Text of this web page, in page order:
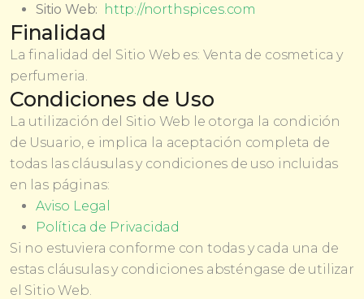
Sitio Web: http://northspices.com
Finalidad
La finalidad del Sitio Web es: Venta de cosmetica y
perfumeria.
Condiciones de Uso
La utilización del Sitio Web le otorga la condición
de Usuario, e implica la aceptación completa de
todas las cláusulas y condiciones de uso incluidas
en las páginas:
Aviso Legal
Política de Privacidad
Si no estuviera conforme con todas y cada una de
estas cláusulas y condiciones absténgase de utilizar
el Sitio Web.